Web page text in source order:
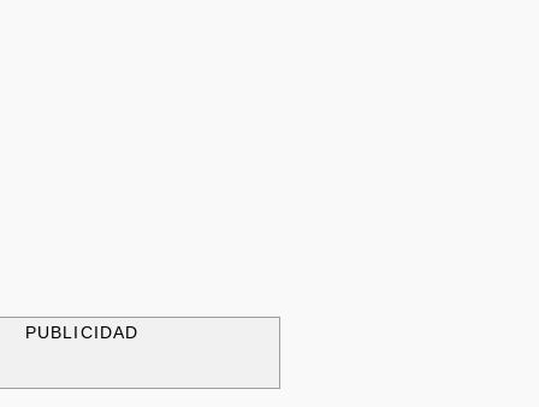
PUBLICIDAD